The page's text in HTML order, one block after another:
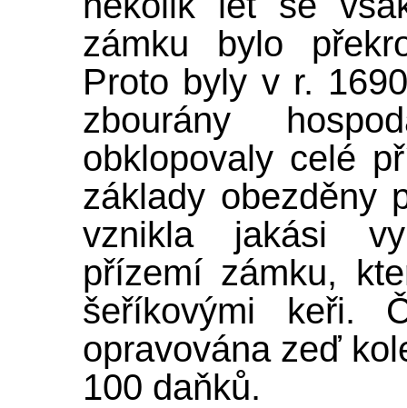
zámku bylo
Proto byly v r.
zbourány
obklopovaly celé
základy obezděny
vznikla jakási
přízemí zámku,
šeříkovými keři.
opravována zeď
100 daňků.